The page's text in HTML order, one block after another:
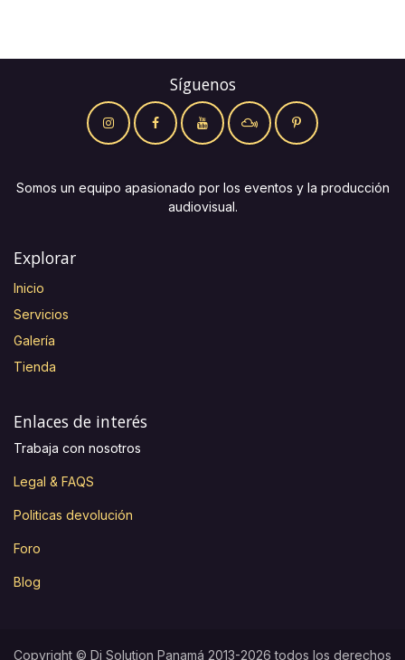
Síguenos
Somos un equipo apasionado por los eventos y la producción
audiovisual.
Explorar
Inicio
Servicios
Galería
Tienda
Enlaces de interés
Trabaja con nosotros
Legal & FAQS
Politicas devolución
Foro
Blog
Copyright © Dj Solution Panamá 2013-2026 todos los derechos